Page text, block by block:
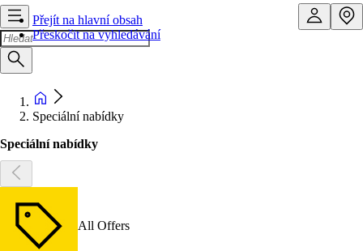
Přejít na hlavní obsah
Přeskočit na vyhledávání
Speciální nabídky
Speciální nabídky
All Offers